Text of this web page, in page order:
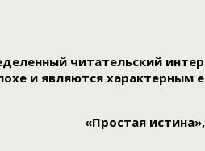
читательский
и являются
«Простая